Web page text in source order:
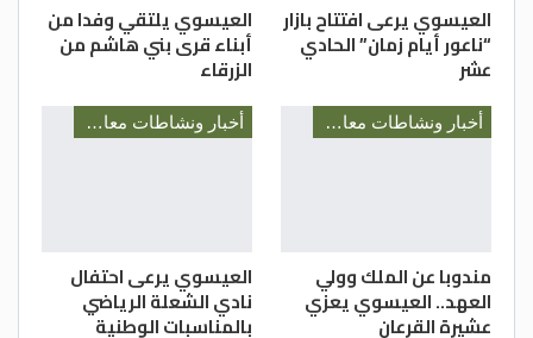
العيسوي يرعى افتتاح بازار
“ناعور أيام زمان” الحادي
عشر
العيسوي يلتقي وفدا من
أبناء قرى بني هاشم من
الزرقاء
أخبار ونشاطات معالي رئيس الديوان الملكي السيد يوسف العيسوي
مندوبا عن الملك وولي
العهد.. العيسوي يعزي
عشيرة القرعان
أخبار ونشاطات معالي رئيس الديوان الملكي السيد يوسف العيسوي
العيسوي يرعى احتفال
نادي الشعلة الرياضي
بالمناسبات الوطنية